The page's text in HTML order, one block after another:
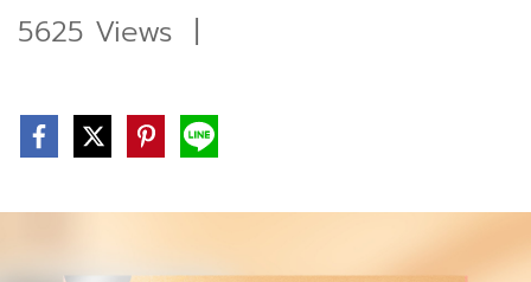
5625 Views |